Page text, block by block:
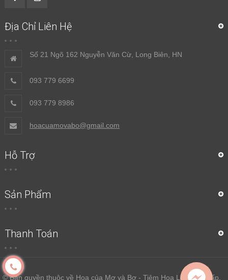
Địa Chỉ Liên Hệ
Số 21 Ngõ 162 Nguyễn Văn Cừ, Long Biên, HN
093 779 6699
093 779 8986
hoacuamovabo@gmail.com
Hỗ Trợ
Sản Phẩm
Thanh Toán
© Bản quyền thuộc về Hoa của Mơ và Bơ - Tiệm Hoa Lụa Cao Cấp.